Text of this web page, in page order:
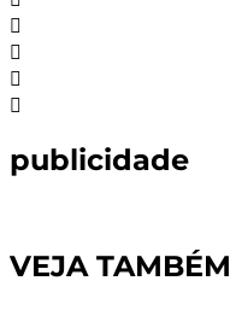
publicidade
VEJA TAMBÉM